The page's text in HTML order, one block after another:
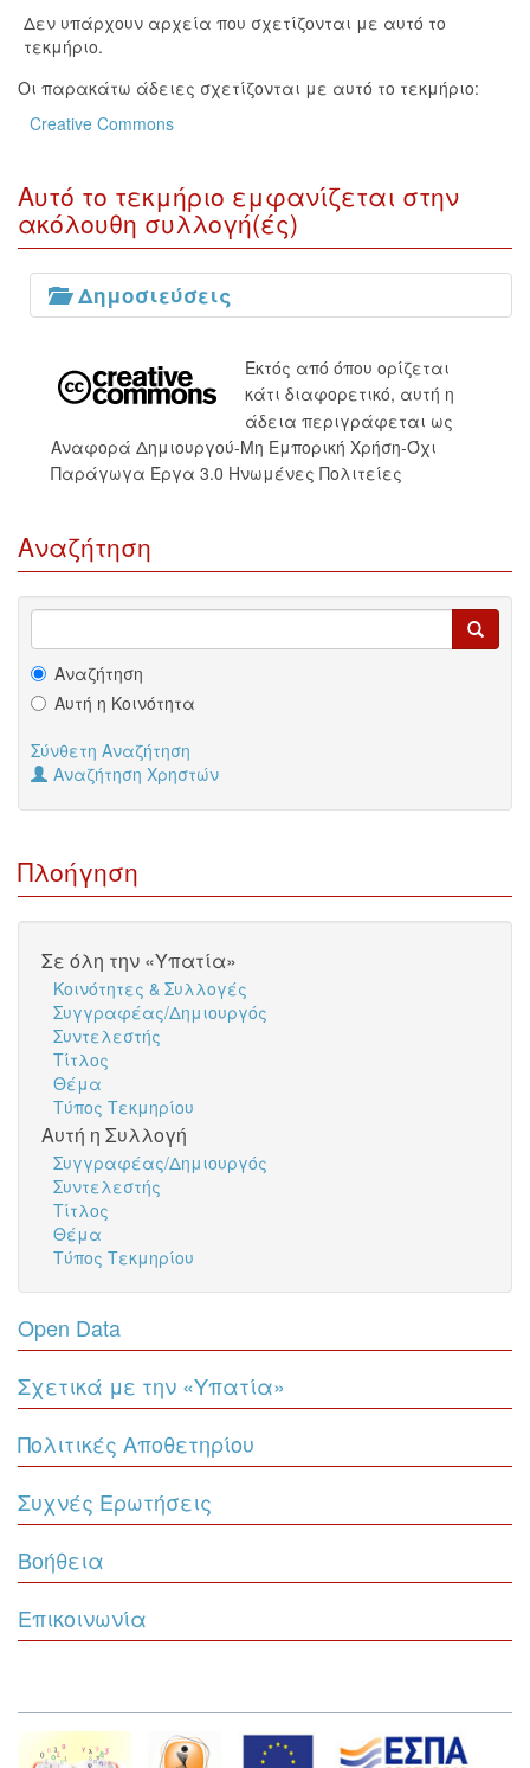
Δεν υπάρχουν αρχεία που σχετίζονται με αυτό το
τεκμήριο.
Οι παρακάτω άδειες σχετίζονται με αυτό το τεκμήριο:
Creative Commons
Αυτό το τεκμήριο εμφανίζεται στην
ακόλουθη συλλογή(ές)
Δημοσιεύσεις
Εκτός από όπου ορίζεται
κάτι διαφορετικό, αυτή η
άδεια περιγράφεται ως
Αναφορά Δημιουργού-Μη Εμπορική Χρήση-Όχι
Παράγωγα Έργα 3.0 Ηνωμένες Πολιτείες
Αναζήτηση
Αναζήτηση
Αυτή η Κοινότητα
Σύνθετη Αναζήτηση
Αναζήτηση Χρηστών
Πλοήγηση
Σε όλη την «Υπατία»
Κοινότητες & Συλλογές
Συγγραφέας/Δημιουργός
Συντελεστής
Τίτλος
Θέμα
Τύπος Τεκμηρίου
Αυτή η Συλλογή
Συγγραφέας/Δημιουργός
Συντελεστής
Τίτλος
Θέμα
Τύπος Τεκμηρίου
Open Data
Σχετικά με την «Υπατία»
Πολιτικές Αποθετηρίου
Συχνές Ερωτήσεις
Βοήθεια
Επικοινωνία